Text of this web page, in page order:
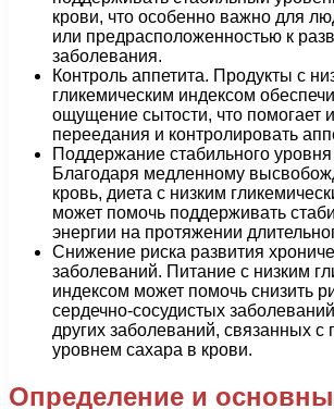
крови, что особенно важно для
или предрасположенностью к
заболевания.
Контроль аппетита. Продукты с
гликемическим индексом
ощущение сытости, что помогает
переедания и контролировать
Поддержание стабильного уровня
Благодаря медленному
кровь, диета с низким
может помочь поддерживать
энергии на протяжении
Снижение риска развития
заболеваний. Питание с низким
индексом может помочь снизить
сердечно-сосудистых
других заболеваний, связанных
уровнем сахара в крови.
Определение и